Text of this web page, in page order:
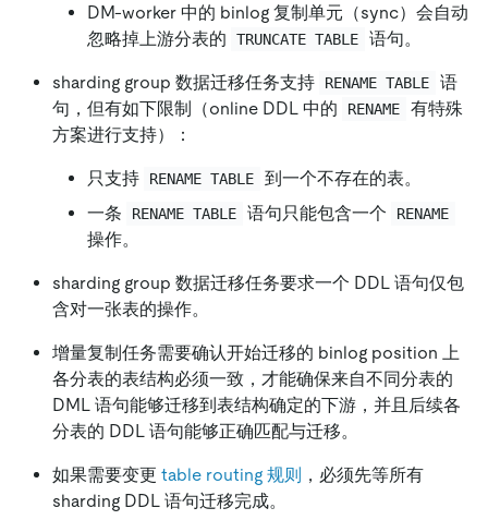
DM-worker 中的 binlog 复制单元（sync）会自动
忽略掉上游分表的
TRUNCATE TABLE 语句。
sharding group 数据迁移任务支持 RENAME TABLE
语
句，但有如下限制（online DDL 中的
RENAME
有特殊
方案进行支持）：
只支持 RENAME TABLE
到一个不存在的表。
一条
RENAME TABLE 语句只能包含一个 RENAME
操作。
sharding group 数据迁移任务要求一个 DDL 语句仅包
含对一张表的操作。
增量复制任务需要确认开始迁移的 binlog position 上
各分表的表结构必须一致，才能确保来自不同分表的
DML 语句能够迁移到表结构确定的下游，并且后续各
分表的 DDL 语句能够正确匹配与迁移。
如果需要变更 table routing 规则 ，必须先等所有
sharding DDL 语句迁移完成。